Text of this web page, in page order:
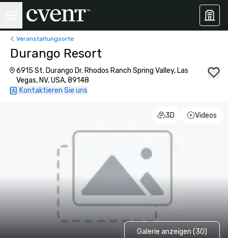
Veranstaltungsorte
Durango Resort
6915 St. Durango Dr. Rhodos Ranch Spring Valley, Las
Vegas, NV, USA, 89148
Kontaktieren Sie uns
3D Videos
Galerie anzeigen (30)